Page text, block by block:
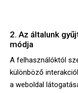
2. Az általunk
módja
A felhasználóktól
különböző
a weboldal